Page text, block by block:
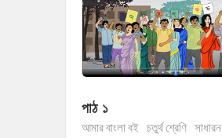
পাঠ ১
আমার বাংলা বই চতুর্থ শ্রেণি সাধারন